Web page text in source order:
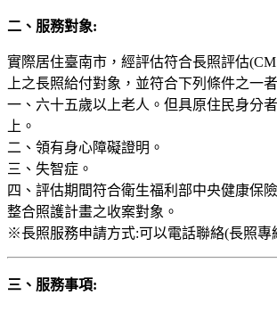
二、服務對象:
實際居住臺南市，經評估符合長照評估
上之長照給付對象，並符合下列條件之一
一、六十五歲以上老人。但具原住民身分
上。
二、領有身心障礙證明。
三、失智症。
四、評估期間符合衛生福利部中央健康保
整合照護計畫之收案對象。
※長照服務申請方式:可以電話聯絡(長照專
三、服務事項: